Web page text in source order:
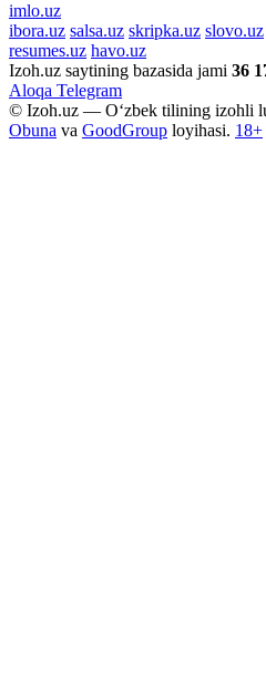
imlo.uz
ibora.uz salsa.uz skripka.uz slovo.uz
resumes.uz havo.uz
Izoh.uz saytining bazasida jami 36
Aloqa Telegram
© Izoh.uz — O‘zbek tilining izohli
Obuna va GoodGroup loyihasi. 18+